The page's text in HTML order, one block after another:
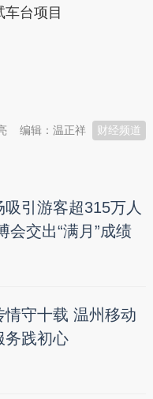
台项目
财经频道
编辑：温正祥
吸引游客超315万人
会交出“满月”成绩
情守十载 温州移动
务践初心